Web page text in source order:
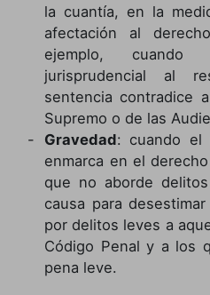
la cuantía, en la
afectación al
ejemplo,
jurisprudencial al
sentencia contradice
Supremo o de las
Gravedad: cuando el
enmarca en el
que no aborde
causa para
por delitos leves a
Código Penal y a los
pena leve.